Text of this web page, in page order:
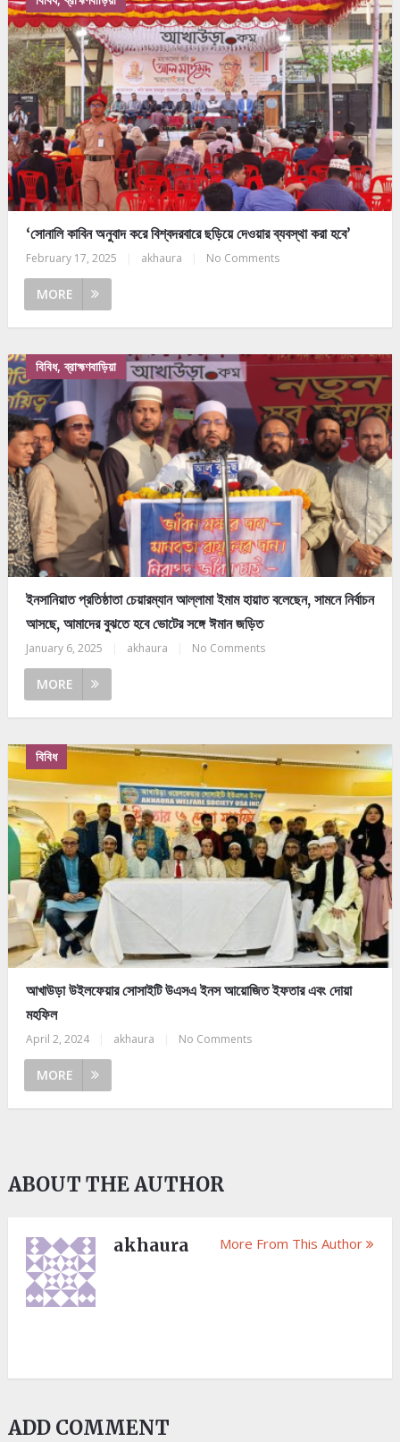
‘সোনালি কাবিন অনুবাদ করে বিশ্বদরবারে ছড়িয়ে দেওয়ার ব্যবস্থা করা হবে’
February 17, 2025 akhaura No Comments
MORE
বিবিধ, ব্রাহ্মণবাড়িয়া
ইনসানিয়াত প্রতিষ্ঠাতা চেয়ারম্যান আল্লামা ইমাম হায়াত বলেছেন, সামনে নির্বাচন
আসছে, আমাদের বুঝতে হবে ভোটের সঙ্গে ঈমান জড়িত
January 6, 2025 akhaura No Comments
MORE
বিবিধ
আখাউড়া উইলফেয়ার সোসাইটি উএসএ ইনস আয়োজিত ইফতার এবং দোয়া
মহফিল
April 2, 2024 akhaura No Comments
MORE
ABOUT THE AUTHOR
akhaura More From This Author
ADD COMMENT